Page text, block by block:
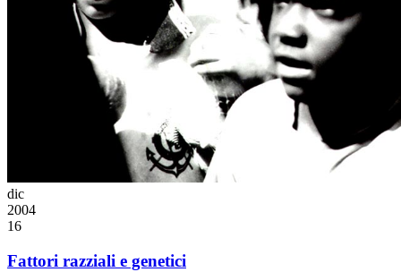
dic
2004
16
Fattori razziali e genetici